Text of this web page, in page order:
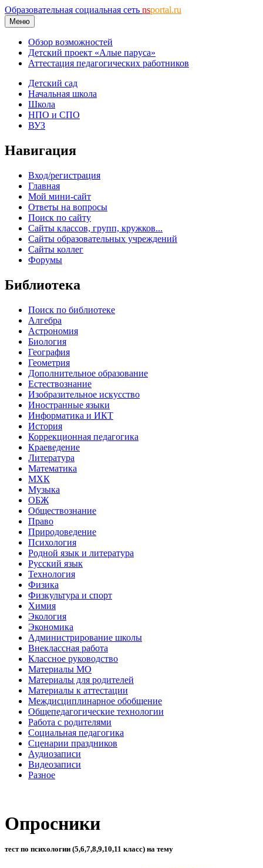
Образовательная социальная сеть nsportal.ru
Меню
Обзор возможностей
Детский проект «Алые паруса»
Аттестация педагогических работников
Детский сад
Начальная школа
Школа
НПО и СПО
ВУЗ
Навигация
Вход/регистрация
Главная
Мой мини-сайт
Ответы на вопросы
Поиск по сайту
Сайты классов, групп, кружков...
Сайты образовательных учреждений
Сайты коллег
Форумы
Библиотека
Поиск по библиотеке
Алгебра
Астрономия
Биология
География
Геометрия
Дополнительное образование
Естествознание
Изобразительное искусство
Иностранные языки
Информатика и ИКТ
История
Коррекционная педагогика
Краеведение
Литература
Математика
МХК
Музыка
ОБЖ
Обществознание
Право
Природоведение
Психология
Родной язык и литература
Русский язык
Технология
Физика
Физкультура и спорт
Химия
Экология
Экономика
Администрирование школы
Внеклассная работа
Классное руководство
Материалы МО
Материалы для родителей
Материалы к аттестации
Междисциплинарное обобщение
Общепедагогические технологии
Работа с родителями
Социальная педагогика
Сценарии праздников
Аудиозаписи
Видеозаписи
Разное
Опросники
тест по психологии (5,6,7,8,9,10,11 класс) на тему